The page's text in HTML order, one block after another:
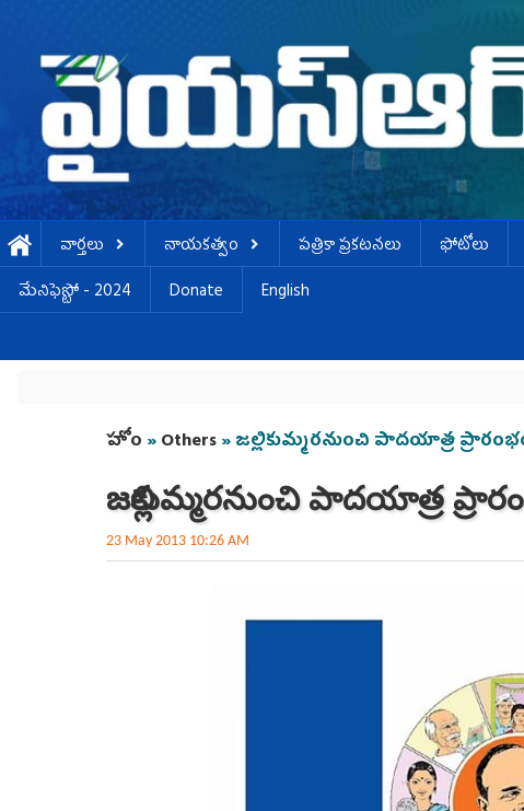
వార్తలు నాయకత్వం పత్రికా ప్రకటనలు ఫోటోలు
మేనిఫెస్టో - 2024
Donate English
You are here
హోం »Others» జల్లికుమ్మరనుంచి పాదయాత్ర
జల్లికుమ్మరనుంచి పాదయాత్ర
23 May 2013 10:26 AM